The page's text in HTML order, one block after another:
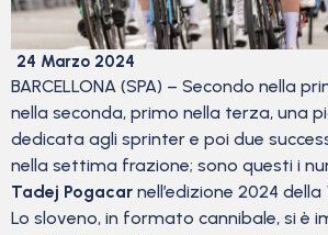
24 Marzo 2024
BARCELLONA (SPA) – Secondo nella
nella seconda, primo nella terza, una
dedicata agli sprinter e poi due
nella settima frazione; sono questi i
Tadej Pogacar nell’edizione 2024 della
Lo sloveno, in formato cannibale, si è